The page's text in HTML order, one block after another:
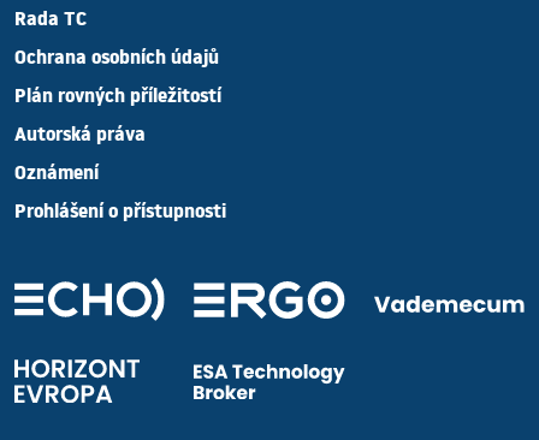
Rada TC
Ochrana osobních údajů
Plán rovných příležitostí
Autorská práva
Oznámení
Prohlášení o přístupnosti